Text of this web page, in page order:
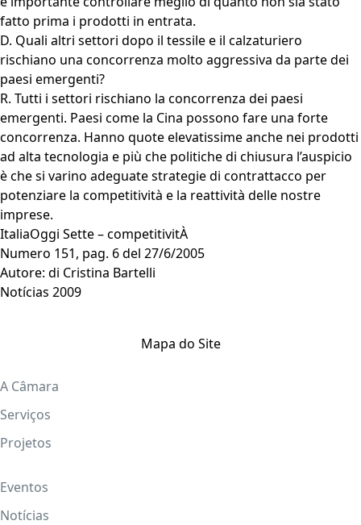
fatto prima i prodotti in entrata.
D. Quali altri settori dopo il tessile e il calzaturiero
rischiano una concorrenza molto aggressiva da parte dei
paesi emergenti?
R. Tutti i settori rischiano la concorrenza dei paesi
emergenti. Paesi come la Cina possono fare una forte
concorrenza. Hanno quote elevatissime anche nei prodotti
ad alta tecnologia e più che politiche di chiusura l’auspicio
è che si varino adeguate strategie di contrattacco per
potenziare la competitività e la reattività delle nostre
imprese.
ItaliaOggi Sette – competitivitÀ
Numero 151, pag. 6 del 27/6/2005
Autore: di Cristina Bartelli
Notícias 2009
Mapa do Site
A Câmara
Serviços
Projetos
Eventos
Notícias